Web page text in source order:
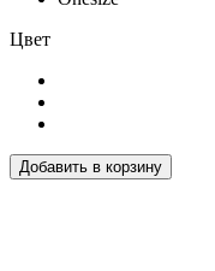
Цвет
Добавить в корзину